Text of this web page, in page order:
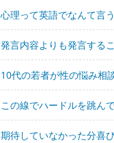
心理って英語でなんて言
発言内容よりも発言する
10代の若者が性の悩み相
この線でハードルを跳ん
期待していなかった分喜